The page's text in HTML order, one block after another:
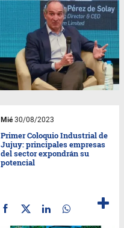
Mié30/08/2023
Primer Coloquio Industrial de
Jujuy: principales empresas
del sector expondrán su
potencial